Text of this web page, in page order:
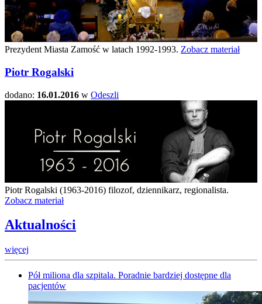
Prezydent Miasta Zamość w latach 1992-1993. Zobacz materiał
Piotr Rogalski
dodano: 16.01.2016 w Odeszli
Piotr Rogalski (1963-2016) filozof, dziennikarz, regionalista.
Zobacz materiał
Aktualności
więcej
Pół miliona dla szpitala. Poradnie bardziej dostępne dla
pacjentów